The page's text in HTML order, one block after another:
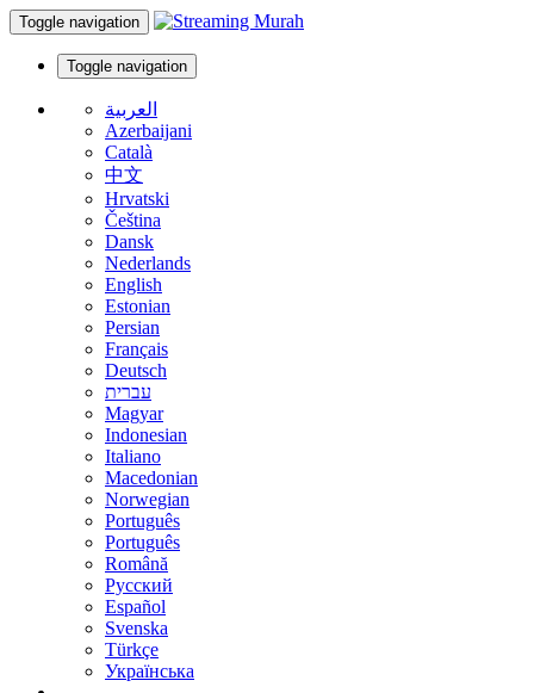
Toggle navigation
Toggle navigation
العربية
Azerbaijani
Català
中文
Hrvatski
Čeština
Dansk
Nederlands
English
Estonian
Persian
Français
Deutsch
עברית
Magyar
Indonesian
Italiano
Macedonian
Norwegian
Português
Português
Română
Русский
Español
Svenska
Türkçe
Українська